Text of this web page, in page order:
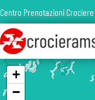
+
−
Centro Prenotazioni Crociere